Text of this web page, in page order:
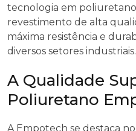
tecnologia em
revestimento de alta
máxima resistência e
diversos setores industriais.
A Qualidade
Poliuretano
A Empotech se destaca